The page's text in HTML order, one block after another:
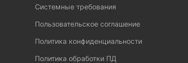
Системные требования
Пользовательское соглашение
Политика конфиденциальности
Политика обработки ПД